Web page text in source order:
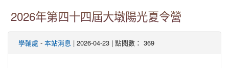
2026年第四十四屆大墩陽光夏令營
學輔處 - 本站消息 | 2026-04-23 | 點閱數： 369